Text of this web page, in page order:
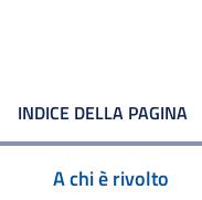
INDICE DELLA PAGINA
A chi è rivolto